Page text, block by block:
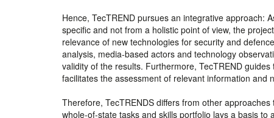
Hence, TecTREND pursues an integrative approach:
specific and not from a holistic point of view, the
relevance of new technologies for security and
analysis, media-based actors and technology
validity of the results. Furthermore, TecTREND
facilitates the assessment of relevant information and
Therefore, TecTRENDS differs from other
whole-of-state tasks and skills portfolio lays a basis